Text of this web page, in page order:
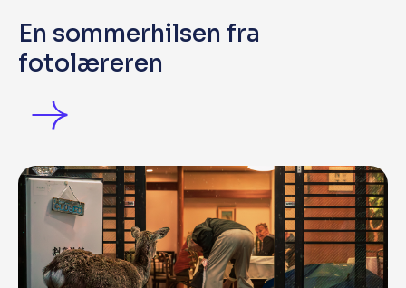
En sommerhilsen fra
fotolæreren